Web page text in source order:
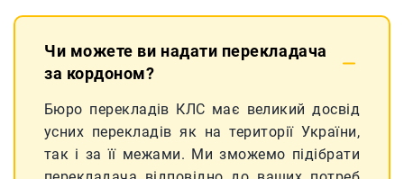
Чи можете ви надати перекладача
за кордоном?
Бюро перекладів КЛС має великий досвід
усних перекладів як на території України,
так і за її межами. Ми зможемо підібрати